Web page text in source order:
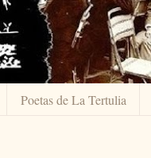
Poetas de La Tertulia